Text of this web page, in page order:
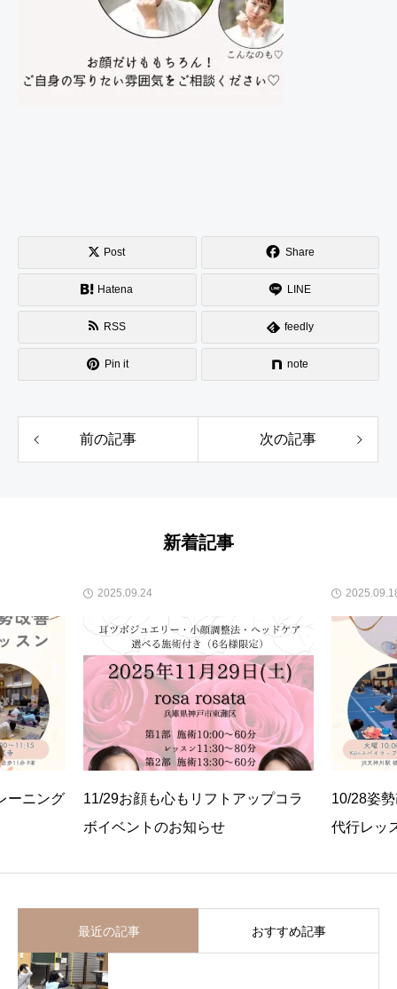
Post Share
Hatena LINE
RSS feedly
Pin it note
前の記事 次の記事
新着記事
ーニング
2025.09.24
11/29お顔も心もリフトアップコラ
ボイベントのお知らせ
10/28姿
代行レッ
最近の記事 おすすめ記事